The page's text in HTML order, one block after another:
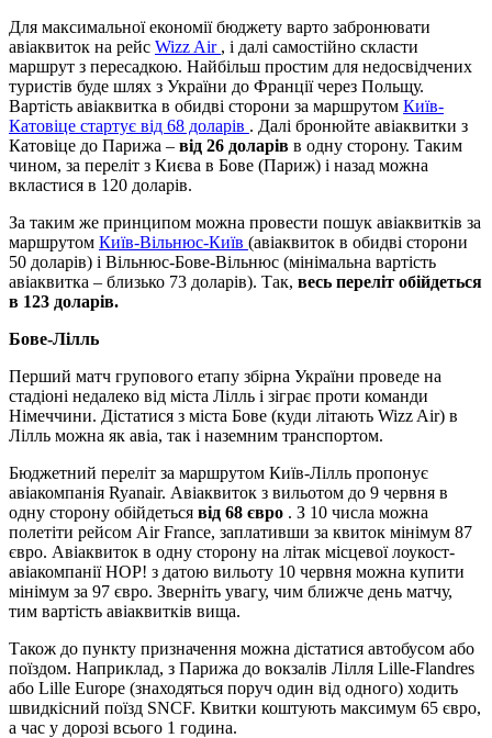
Для максимальної економії бюджету варто забронювати
авіаквиток на рейс Wizz Air , і далі самостійно скласти
маршрут з пересадкою. Найбільш простим для недосвідчених
туристів буде шлях з України до Франції через Польщу.
Вартість авіаквитка в обидві сторони за маршрутом Київ-
Катовіце стартує від 68 доларів . Далі бронюйте авіаквитки з
Катовіце до Парижа – від 26 доларів в одну сторону. Таким
чином, за переліт з Києва в Бове (Париж) і назад можна
вкластися в 120 доларів.
За таким же принципом можна провести пошук авіаквитків за
маршрутом Київ-Вільнюс-Київ (авіаквиток в обидві сторони
50 доларів) і Вільнюс-Бове-Вільнюс (мінімальна вартість
авіаквитка – близько 73 доларів). Так, весь переліт обійдеться
в 123 доларів.
Бове-Лілль
Перший матч групового етапу збірна України проведе на
стадіоні недалеко від міста Лілль і зіграє проти команди
Німеччини. Дістатися з міста Бове (куди літають Wizz Air) в
Лілль можна як авіа, так і наземним транспортом.
Бюджетний переліт за маршрутом Київ-Лілль пропонує
авіакомпанія Ryanair. Авіаквиток з вильотом до 9 червня в
одну сторону обійдеться від 68 євро . З 10 числа можна
полетіти рейсом Air France, заплативши за квиток мінімум 87
євро. Авіаквиток в одну сторону на літак місцевої лоукост-
авіакомпанії HOP! з датою вильоту 10 червня можна купити
мінімум за 97 євро. Зверніть увагу, чим ближче день матчу,
тим вартість авіаквитків вища.
Також до пункту призначення можна дістатися автобусом або
поїздом. Наприклад, з Парижа до вокзалів Лілля Lille-Flandres
або Lille Europe (знаходяться поруч один від одного) ходить
швидкісний поїзд SNCF. Квитки коштують максимум 65 євро,
а час у дорозі всього 1 година.